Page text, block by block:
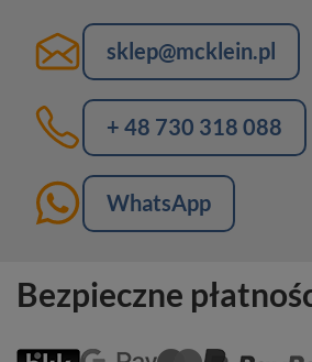
sklep@mcklein.pl
+ 48 730 318 088
WhatsApp
Bezpieczne